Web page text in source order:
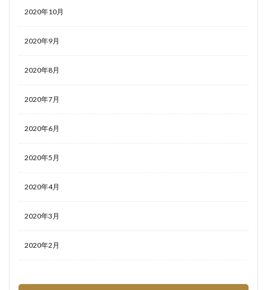
2020年10月
2020年9月
2020年8月
2020年7月
2020年6月
2020年5月
2020年4月
2020年3月
2020年2月